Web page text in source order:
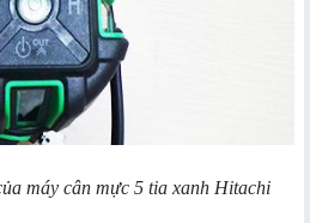
máy cân mực 5 tia xanh Hitachi